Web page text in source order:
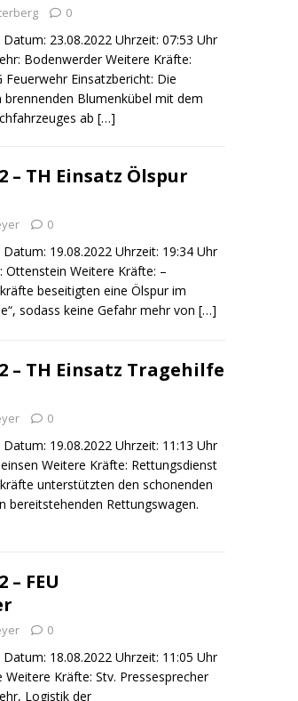
0
23.08.2022 Uhrzeit: 07:53 Uhr
Bodenwerder Weitere Kräfte:
Feuerwehr Einsatzbericht: Die
Blumenkübel mit dem
ab […]
– TH Einsatz Ölspur
0
19.08.2022 Uhrzeit: 19:34 Uhr
Ottenstein Weitere Kräfte: –
beseitigten eine Ölspur im
sodass keine Gefahr mehr von […]
– TH Einsatz Tragehilfe
0
19.08.2022 Uhrzeit: 11:13 Uhr
Weitere Kräfte: Rettungsdienst
unterstützten den schonenden
bereitstehenden Rettungswagen.
– FEU
0
18.08.2022 Uhrzeit: 11:05 Uhr
Weitere Kräfte: Stv. Pressesprecher
Logistik der